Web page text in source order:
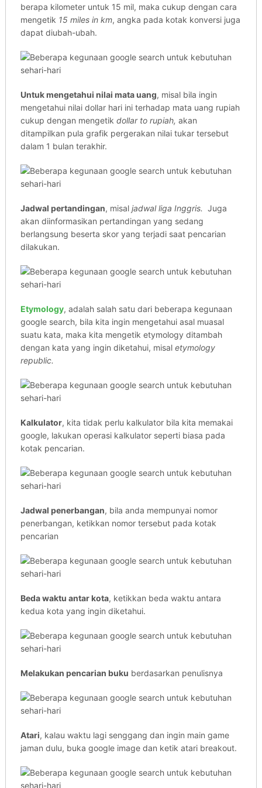
berapa kilometer untuk 15 mil, maka cukup dengan cara
mengetik 15 miles in km, angka pada kotak konversi juga
dapat diubah-ubah.
Untuk mengetahui nilai mata uang, misal bila ingin
mengetahui nilai dollar hari ini terhadap mata uang rupiah
cukup dengan mengetik dollar to rupiah, akan
ditampilkan pula grafik pergerakan nilai tukar tersebut
dalam 1 bulan terakhir.
Jadwal pertandingan, misal jadwal liga Inggris. Juga
akan diinformasikan pertandingan yang sedang
berlangsung beserta skor yang terjadi saat pencarian
dilakukan.
Etymology, adalah salah satu dari beberapa kegunaan
google search, bila kita ingin mengetahui asal muasal
suatu kata, maka kita mengetik etymology ditambah
dengan kata yang ingin diketahui, misal etymology
republic.
Kalkulator, kita tidak perlu kalkulator bila kita memakai
google, lakukan operasi kalkulator seperti biasa pada
kotak pencarian.
Jadwal penerbangan, bila anda mempunyai nomor
penerbangan, ketikkan nomor tersebut pada kotak
pencarian
Beda waktu antar kota, ketikkan beda waktu antara
kedua kota yang ingin diketahui.
Melakukan pencarian buku berdasarkan penulisnya
Atari, kalau waktu lagi senggang dan ingin main game
jaman dulu, buka google image dan ketik atari breakout.